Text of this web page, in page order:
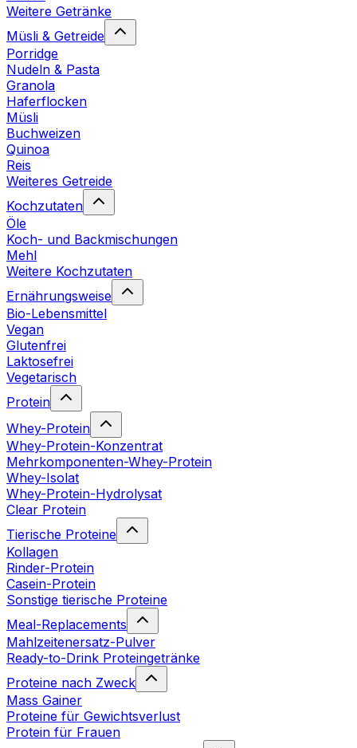
Weitere Getränke
Müsli & Getreide
Porridge
Nudeln & Pasta
Granola
Haferflocken
Müsli
Buchweizen
Quinoa
Reis
Weiteres Getreide
Kochzutaten
Öle
Koch- und Backmischungen
Mehl
Weitere Kochzutaten
Ernährungsweise
Bio-Lebensmittel
Vegan
Glutenfrei
Laktosefrei
Vegetarisch
Protein
Whey-Protein
Whey-Protein-Konzentrat
Mehrkomponenten-Whey-Protein
Whey-Isolat
Whey-Protein-Hydrolysat
Clear Protein
Tierische Proteine
Kollagen
Rinder-Protein
Casein-Protein
Sonstige tierische Proteine
Meal-Replacements
Mahlzeitenersatz-Pulver
Ready-to-Drink Proteingetränke
Proteine nach Zweck
Mass Gainer
Proteine für Gewichtsverlust
Protein für Frauen